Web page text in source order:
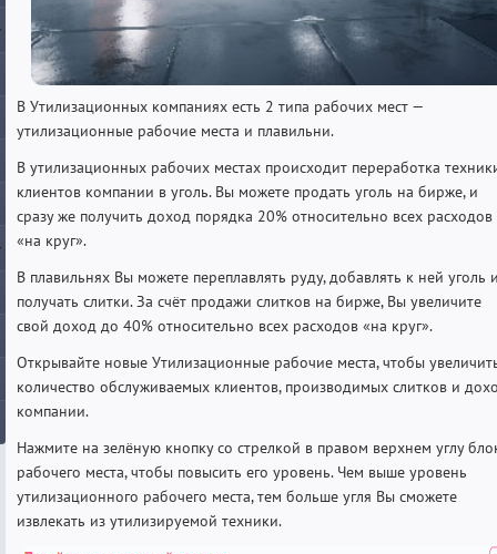
В Утилизационных компаниях есть 2 типа рабочих мест —
утилизационные рабочие места и плавильни.
В утилизационных рабочих местах происходит переработка
клиентов компании в уголь. Вы можете продать уголь на бирже, и
сразу же получить доход порядка 20% относительно всех расходов
«на круг».
В плавильнях Вы можете переплавлять руду, добавлять к ней уголь
получать слитки. За счёт продажи слитков на бирже, Вы увеличите
свой доход до 40% относительно всех расходов «на круг».
Открывайте новые Утилизационные рабочие места, чтобы
количество обслуживаемых клиентов, производимых слитков и
компании.
Нажмите на зелёную кнопку со стрелкой в правом верхнем углу
рабочего места, чтобы повысить его уровень. Чем выше уровень
утилизационного рабочего места, тем больше угля Вы сможете
извлекать из утилизируемой техники.